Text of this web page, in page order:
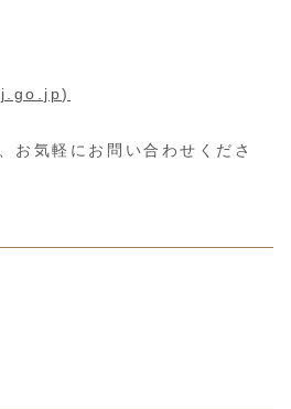
お気軽にお問い合わせくださ